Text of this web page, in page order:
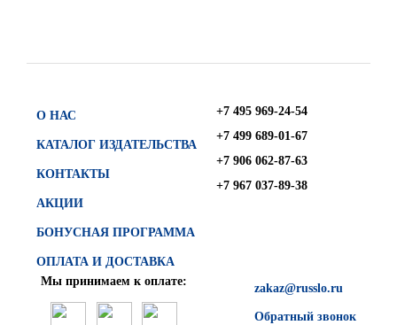
О НАС
КАТАЛОГ ИЗДАТЕЛЬСТВА
КОНТАКТЫ
АКЦИИ
БОНУСНАЯ ПРОГРАММА
ОПЛАТА И ДОСТАВКА
+7 495 969-24-54
+7 499 689-01-67
+7 906 062-87-63
+7 967 037-89-38
zakaz@russlo.ru
Обратный звонок
Мы принимаем к оплате: